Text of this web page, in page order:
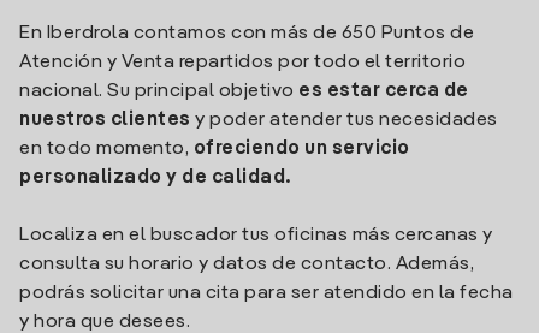
En Iberdrola contamos con más de 650 Puntos de
Atención y Venta repartidos por todo el territorio
nacional. Su principal objetivo es estar cerca de
nuestros clientes y poder atender tus necesidades
en todo momento, ofreciendo un servicio
personalizado y de calidad.
Localiza en el buscador tus oficinas más cercanas y
consulta su horario y datos de contacto. Además,
podrás solicitar una cita para ser atendido en la fecha
y hora que desees.